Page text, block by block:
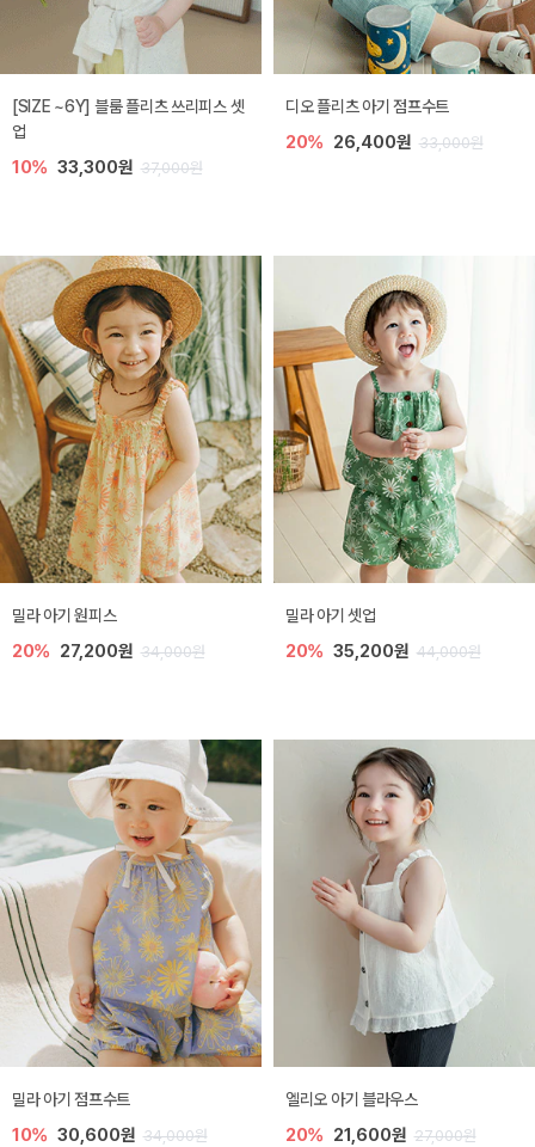
[SIZE ~6Y] 블룸 플리츠 쓰리피스 셋
업
10% 33,300원 37,000원
디오 플리츠 아기 점프수트
20% 26,400원 33,000원
밀라 아기 원피스
20% 27,200원 34,000원
밀라 아기 셋업
20% 35,200원 44,000원
밀라 아기 점프수트
10% 30,600원 34,000원
엘리오 아기 블라우스
20% 21,600원 27,000원